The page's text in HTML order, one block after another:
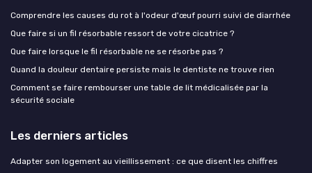
Comprendre les causes du rot à l'odeur d'œuf pourri suivi de diarrhée
Que faire si un fil résorbable ressort de votre cicatrice ?
Que faire lorsque le fil résorbable ne se résorbe pas ?
Quand la douleur dentaire persiste mais le dentiste ne trouve rien
Comment se faire rembourser une table de lit médicalisée par la
sécurité sociale
Les derniers articles
Adapter son logement au vieillissement : ce que disent les chiffres